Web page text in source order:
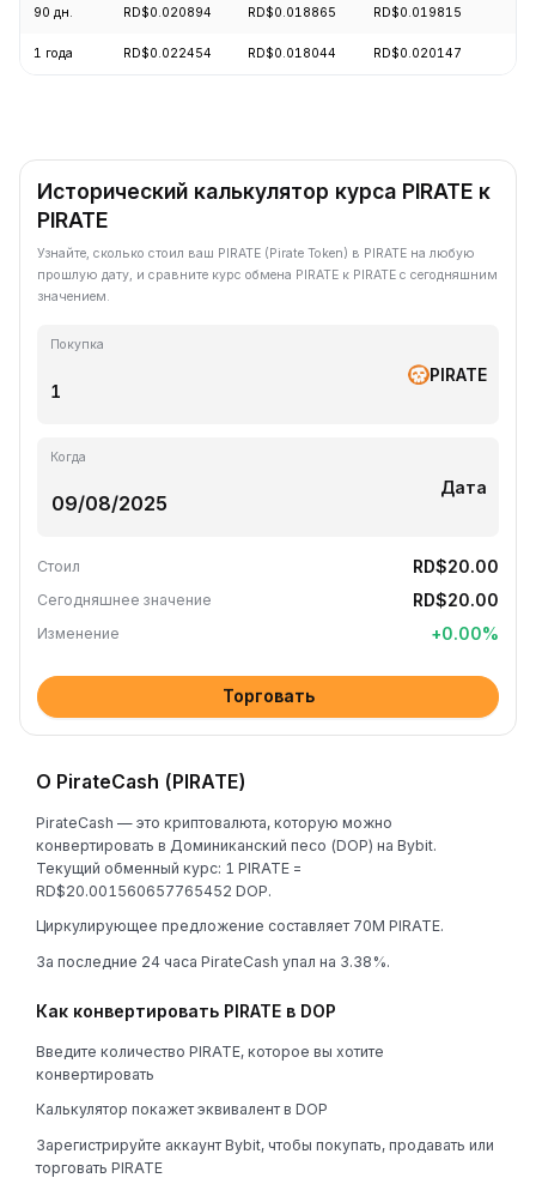
90 дн. RD$0.020894 RD$0.018865 RD$0.019815
1 года RD$0.022454 RD$0.018044 RD$0.020147
Исторический калькулятор курса PIRATE к
PIRATE
Узнайте, сколько стоил ваш PIRATE (Pirate Token) в PIRATE на любую
прошлую дату, и сравните курс обмена PIRATE к PIRATE с сегодняшним
значением.
Покупка
PIRATE
Когда
Дата
Стоил RD$20.00
Сегодняшнее значение RD$20.00
Изменение +0.00%
Торговать
О PirateCash (PIRATE)
PirateCash — это криптовалюта, которую можно
конвертировать в Доминиканский песо (DOP) на Bybit.
Текущий обменный курс: 1 PIRATE =
RD$20.001560657765452 DOP.
Циркулирующее предложение составляет 70M PIRATE.
За последние 24 часа PirateCash упал на 3.38%.
Как конвертировать PIRATE в DOP
Введите количество PIRATE, которое вы хотите
конвертировать
Калькулятор покажет эквивалент в DOP
Зарегистрируйте аккаунт Bybit, чтобы покупать, продавать или
торговать PIRATE